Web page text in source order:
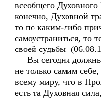
всеобщего
конечно, Духовной
то по каким-либо
самоустраниться, то
своей судьбы!
Вы сегодня должны
не только самим
всему миру, что в
есть та Духовная